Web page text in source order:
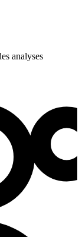
analyses